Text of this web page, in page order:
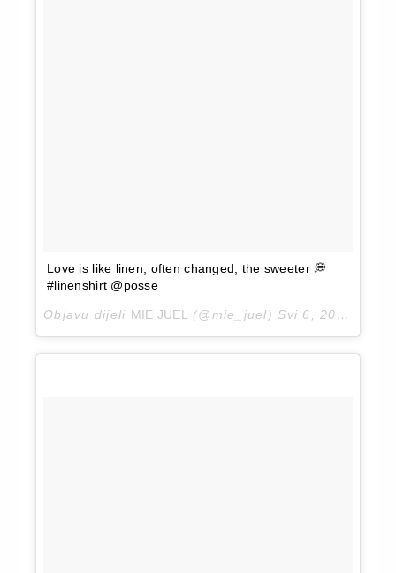
Love is like linen, often changed, the sweeter 💭
#linenshirt @posse
Objavu dijeli MIE JUEL (@mie_juel) Svi 6, 2018 u 11:05 PDT